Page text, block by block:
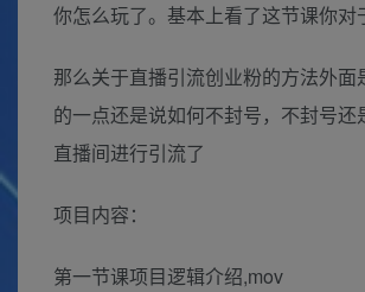
你怎么玩了。基本上看了这节课你
那么关于直播引流创业粉的方法外
的一点还是说如何不封号，不封号
直播间进行引流了
项目内容：
第一节课项目逻辑介绍,mov